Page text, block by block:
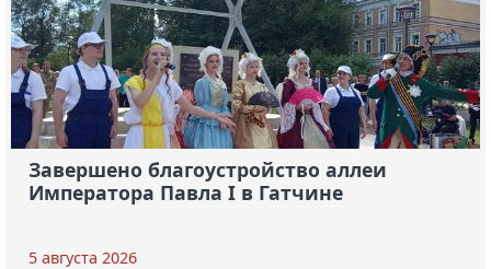
Завершено благоустройство аллеи
Императора Павла I в Гатчине
5 августа 2026